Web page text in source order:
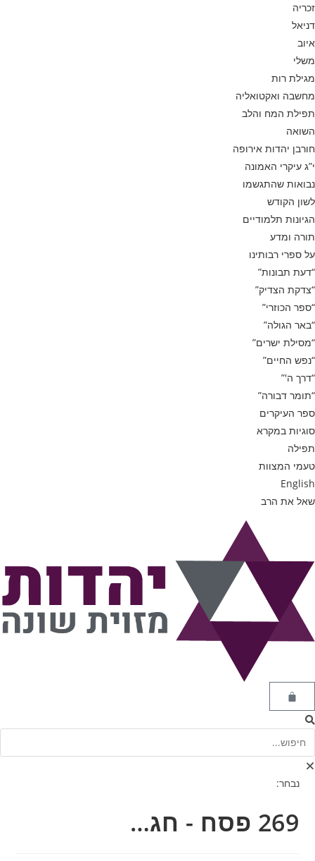
זכריה
דניאל
איוב
משלי
מגילת רות
מחשבה ואקטואליה
תפילת המח והלב
השואה
חורבן יהדות אירופה
י”ג עיקרי האמונה
נבואות שהתגשמו
לשון הקודש
הגיונות תלמודיים
תורה ומדע
על ספרי רבותינו
“דעת תבונות”
“צדקת הצדיק”
“ספר הכוזרי”
“באר הגולה”
“מסילת ישרים”
“נפש החיים”
“דרך ה'”
“תומר דבורה”
ספר העיקרים
סוגיות במקרא
תפילה
טעמי המצוות
English
שאל את הרב
נבחר:
269 פסח - חג…